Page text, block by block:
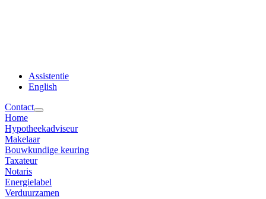
Assistentie
English
Contact
Home
Hypotheekadviseur
Makelaar
Bouwkundige keuring
Taxateur
Notaris
Energielabel
Verduurzamen